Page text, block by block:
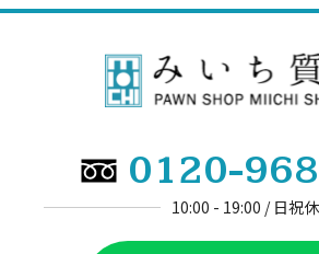
0120-
10:00 - 19:00 / 日祝休